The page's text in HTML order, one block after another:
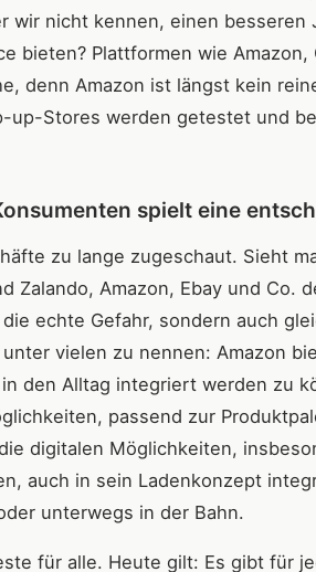
nicht kennen, einen besseren
bieten? Plattformen wie
denn Amazon ist längst kein
up-Stores werden getestet und
spielt eine
zu lange zugeschaut. Sieht
Zalando, Amazon, Ebay und Co.
echte Gefahr, sondern auch
vielen zu nennen: Amazon
den Alltag integriert werden zu
passend zur
digitalen Möglichkeiten,
auch in sein Ladenkonzept
unterwegs in der Bahn.
für alle. Heute gilt: Es gibt für